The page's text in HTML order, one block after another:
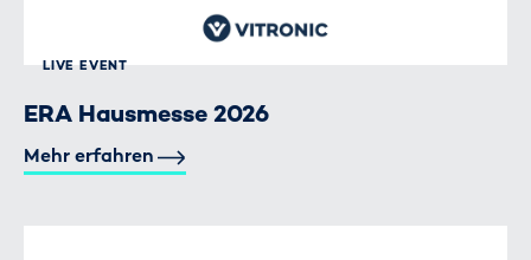
LIVE EVENT
ERA Hausmesse 2026
Mehr erfahren